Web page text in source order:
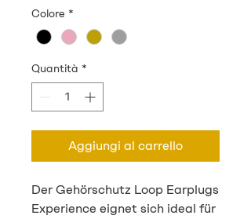
Colore *
Quantità *
Aggiungi al carrello
Der Gehörschutz Loop Earplugs
Experience eignet sich ideal für